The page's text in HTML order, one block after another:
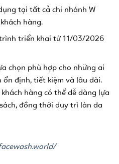
tại tất cả chi nhánh W
hàng.
triển khai từ 11/03/2026
chọn phù hợp cho những ai
ổn định, tiết kiệm và lâu dài.
hàng có thể dễ dàng lựa
đồng thời duy trì làn da